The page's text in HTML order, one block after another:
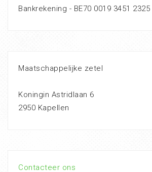
Bankrekening - BE70 0019 3451 2325
Maatschappelijke zetel
Koningin Astridlaan 6
2950 Kapellen
Contacteer ons